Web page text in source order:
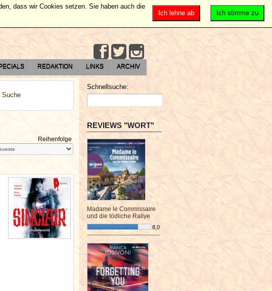
REDAKTION LINKS ARCHIV
Suche
Reihenfolge
Schnellsuche:
REVIEWS "WORT"
Madame le Commissaire
und die tödliche Rallye
8,0
¯¯¯¯¯¯¯¯¯¯¯¯¯¯¯¯¯¯¯¯¯¯¯¯
Ich stimme zu
Ich lehne ab
dass wir Cookies setzen. Sie haben auch die